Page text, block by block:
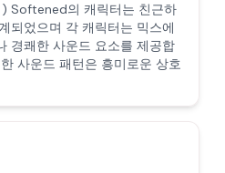
Softened의 캐릭터는 친근하
되었으며 각 캐릭터는 믹스에
경쾌한 사운드 요소를 제공합
사운드 패턴은 흥미로운 상호